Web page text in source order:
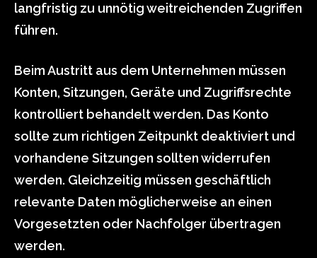
langfristig zu unnötig weitreichenden Zugriffen
führen.
Beim Austritt aus dem Unternehmen müssen
Konten, Sitzungen, Geräte und Zugriffsrechte
kontrolliert behandelt werden. Das Konto
sollte zum richtigen Zeitpunkt deaktiviert und
vorhandene Sitzungen sollten widerrufen
werden. Gleichzeitig müssen geschäftlich
relevante Daten möglicherweise an einen
Vorgesetzten oder Nachfolger übertragen
werden.